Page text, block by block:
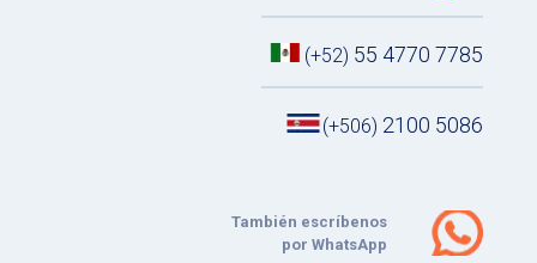
(+52) 55 4770 7785
(+506) 2100 5086
También escríbenos
por WhatsApp